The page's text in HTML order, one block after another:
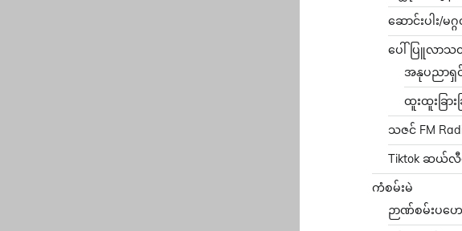
ဆောင်းပါး/မဂ္ဂ
ပေါ်ပြူလာသတ
အနုပညာရှ
ထူးထူးခြား
သဇင် FM
Tiktok ဆယ်လီမ
ကံစမ်းမဲ
ဉာဏ်စမ်းပဟ